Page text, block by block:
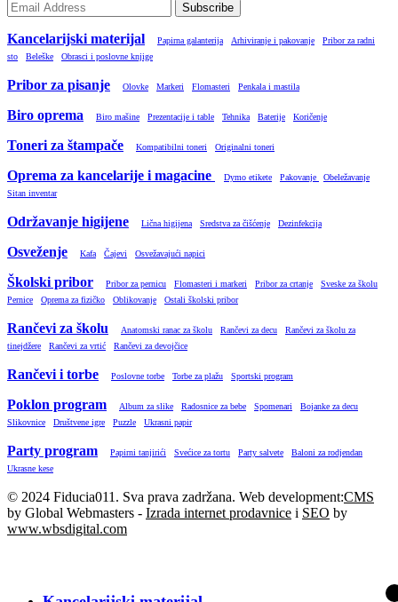
Subscribe
Kancelarijski materijal Papirna galanterija Arhiviranje i pakovanje
Pribor za radni
sto
Beleške Obrasci i poslovne knjige
Pribor za pisanje Olovke Markeri Flomasteri Penkala i mastila
Biro oprema Biro mašine Prezentacije i table Tehnika Baterije Koričenje
Toneri za štampače Kompatibilni toneri Originalni toneri
Oprema za kancelarije i magacine Dymo etikete Pakovanje
Obeležavanje
Sitan inventar
Održavanje higijene Lična higijena Sredstva za čišćenje Dezinfekcija
Osveženje Kafa Čajevi Osvežavajući napici
Školski pribor Pribor za pernicu Flomasteri i markeri Pribor za crtanje
Sveske za školu
Pernice
Oprema za fizičko Oblikovanje Ostali školski pribor
Rančevi za školu Anatomski ranac za školu Rančevi za decu
Rančevi za školu za
tinejdžere
Rančevi za vrtić Rančevi za devojčice
Rančevi i torbe Poslovne torbe Torbe za plažu Sportski program
Poklon program Album za slike Radosnice za bebe Spomenari
Bojanke za decu
Slikovnice
Društvene igre Puzzle Ukrasni papir
Party program Papirni tanjirići Svećice za tortu Party salvete
Baloni za rodjendan
Ukrasne kese
© 2024 Fiducia011. Sva prava zadržana. Web development:CMS
by Global Webmasters - Izrada internet prodavnice i SEO by
www.wbsdigital.com